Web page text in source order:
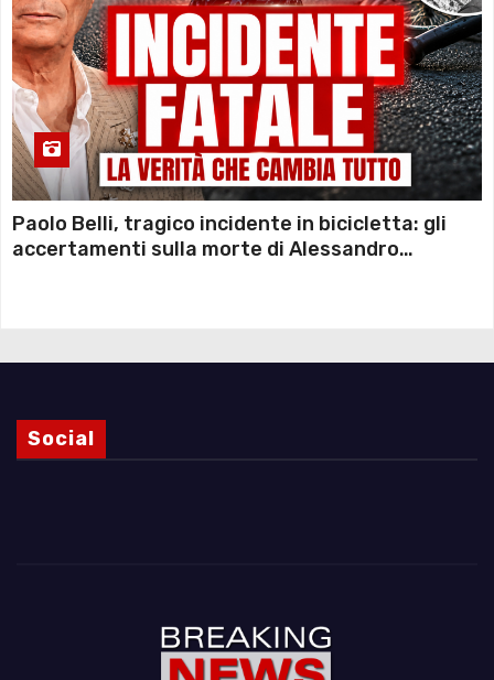
Paolo Belli, tragico incidente in bicicletta: gli
accertamenti sulla morte di Alessandro
Social